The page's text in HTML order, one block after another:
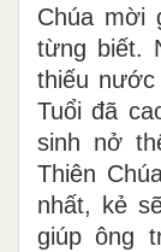
Chúa mời
từng biết.
thiếu
Tuổi đã
sinh nở
Thiên
nhất, kẻ
giúp ông